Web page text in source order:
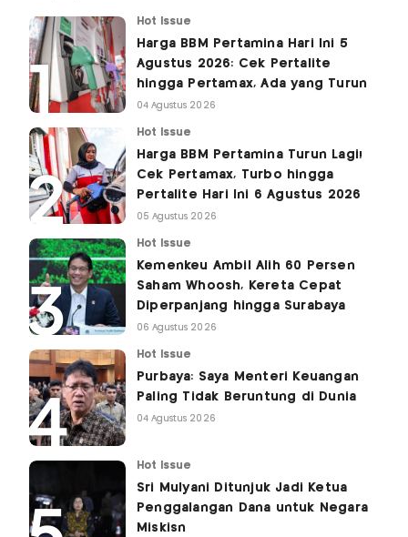
Hot Issue
Harga BBM Pertamina Hari Ini 5
Agustus 2026: Cek Pertalite
hingga Pertamax, Ada yang Turun
04 Agustus 2026
Hot Issue
Harga BBM Pertamina Turun Lagi!
Cek Pertamax, Turbo hingga
Pertalite Hari Ini 6 Agustus 2026
05 Agustus 2026
Hot Issue
Kemenkeu Ambil Alih 60 Persen
Saham Whoosh, Kereta Cepat
Diperpanjang hingga Surabaya
06 Agustus 2026
Hot Issue
Purbaya: Saya Menteri Keuangan
Paling Tidak Beruntung di Dunia
04 Agustus 2026
Hot Issue
Sri Mulyani Ditunjuk Jadi Ketua
Penggalangan Dana untuk Negara
Miskisn